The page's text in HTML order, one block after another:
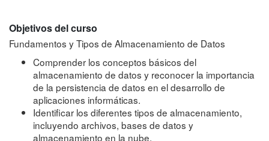
Objetivos del curso
Fundamentos y Tipos de Almacenamiento de Datos
Comprender los conceptos básicos del
almacenamiento de datos y reconocer la importancia
de la persistencia de datos en el desarrollo de
aplicaciones informáticas.
Identificar los diferentes tipos de almacenamiento,
incluyendo archivos, bases de datos y
almacenamiento en la nube.